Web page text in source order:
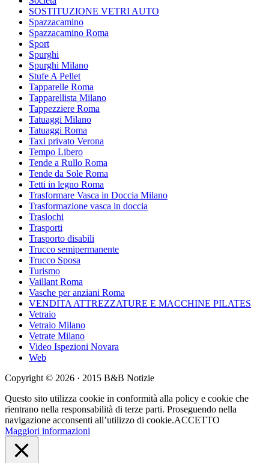
SOSTITUZIONE VETRI AUTO
Spazzacamino
Spazzacamino Roma
Sport
Spurghi
Spurghi Milano
Stufe A Pellet
Tapparelle Roma
Tapparellista Milano
Tappezziere Roma
Tatuaggi Milano
Tatuaggi Roma
Taxi privato Verona
Tempo Libero
Tende a Rullo Roma
Tende da Sole Roma
Tetti in legno Roma
Trasformare Vasca in Doccia Milano
Trasformazione vasca in doccia
Traslochi
Trasporti
Trasporto disabili
Trucco semipermanente
Trucco Sposa
Turismo
Vaillant Roma
Vasche per anziani Roma
VENDITA ATTREZZATURE E MACCHINE PILATES
Vetraio
Vetraio Milano
Vetrate Milano
Video Ispezioni Novara
Web
Copyright © 2026 · 2015 B&B Notizie
Questo sito utilizza cookie in conformità alla policy e cookie che
rientrano nella responsabilità di terze parti. Proseguendo nella
navigazione acconsenti all’utilizzo di cookie.ACCETTO
Maggiori informazioni